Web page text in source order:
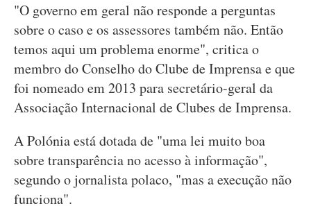
"O governo em geral não responde a perguntas
sobre o caso e os assessores também não. Então
temos aqui um problema enorme", critica o
membro do Conselho do Clube de Imprensa e que
foi nomeado em 2013 para secretário-geral da
Associação Internacional de Clubes de Imprensa.
A Polónia está dotada de "uma lei muito boa
sobre transparência no acesso à informação",
segundo o jornalista polaco, "mas a execução não
funciona".